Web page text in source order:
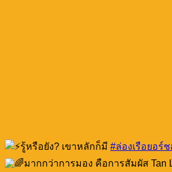
รู้หรือยัง? เขาหลักก็มี #ล่องเรือยอร์
มากกว่าการมอง คือการสัมผัส Tan